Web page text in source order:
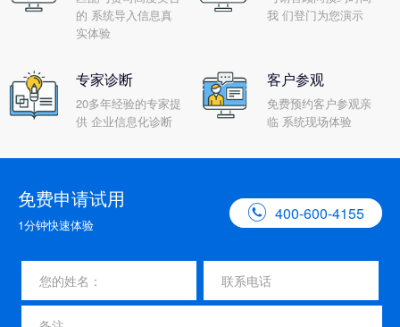
的 系统导入信息真
实体验
我 们登门为您演示
专家诊断
20多年经验的专家提
供 企业信息化诊断
客户参观
免费预约客户参观亲
临 系统现场体验
免费申请试用
1分钟快速体验
 400-600-4155